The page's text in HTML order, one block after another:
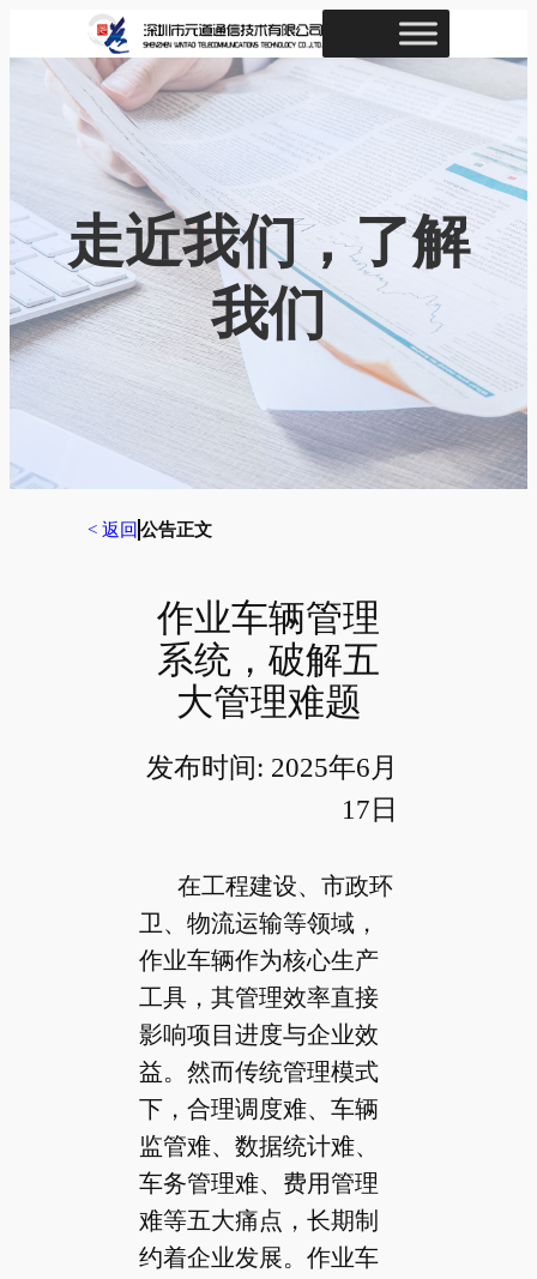
走近我们，了解
我们
< 返回 公告正文
作业车辆管理
系统，破解五
大管理难题
发布时间: 2025年6月
17日
在工程建设、市政环
卫、物流运输等领域，
作业车辆作为核心生产
工具，其管理效率直接
影响项目进度与企业效
益。然而传统管理模式
下，合理调度难、车辆
监管难、数据统计难、
车务管理难、费用管理
难等五大痛点，长期制
约着企业发展。作业车